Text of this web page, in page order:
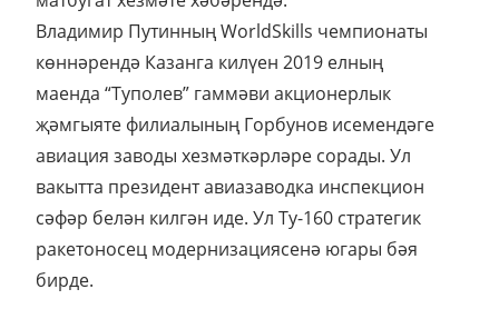
Владимир Путинның WorldSkills чемпионаты
көннәрендә Казанга килүен 2019 елның
маенда “Туполев” гаммәви акционерлык
җәмгыяте филиалының Горбунов исемендәге
авиация заводы хезмәткәрләре сорады. Ул
вакытта президент авиазаводка инспекцион
сәфәр белән килгән иде. Ул Ту-160 стратегик
ракетоносец модернизациясенә югары бәя
бирде.